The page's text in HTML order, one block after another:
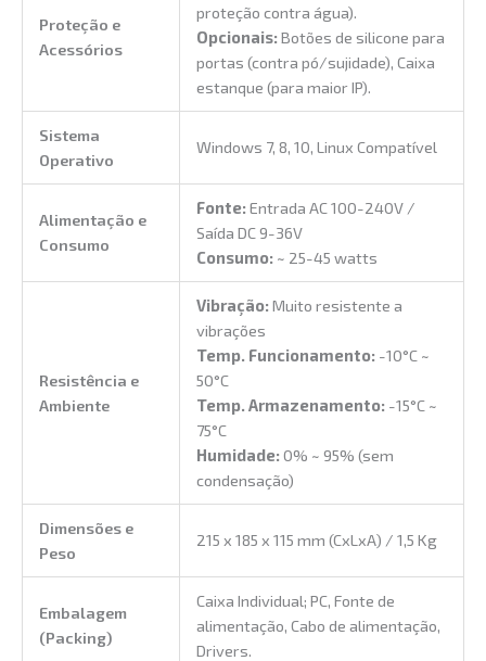
Proteção e
Acessórios
proteção contra água).
Opcionais:Botões de silicone para
portas (contra pó/sujidade), Caixa
estanque (para maior IP).
Sistema
Operativo
Windows 7, 8, 10, Linux Compatível
Alimentação e
Consumo
Fonte:Entrada AC 100-240V /
Saída DC 9-36V
Consumo:~ 25-45 watts
Resistência e
Ambiente
Vibração:Muito resistente a
vibrações
Temp. Funcionamento:-10°C ~
50°C
Temp. Armazenamento:-15°C ~
75°C
Humidade:0% ~ 95% (sem
condensação)
Dimensões e
Peso
215 x 185 x 115 mm (CxLxA) / 1,5 Kg
Embalagem
(Packing)
Caixa Individual; PC, Fonte de
alimentação, Cabo de alimentação,
Drivers.